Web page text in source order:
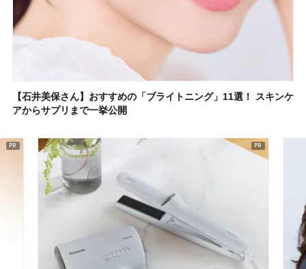
【石井美保さん】おすすめの「ブライトニング」11選！ スキンケ
アからサプリまで一挙公開